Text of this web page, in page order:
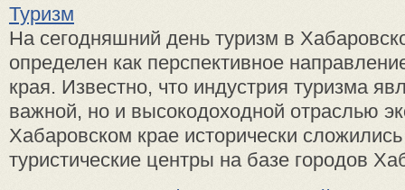
Туризм
На сегодняшний день туризм в
определен как перспективное
края. Известно, что индустрия туризма
важной, но и высокодоходной отраслью
Хабаровском крае исторически
туристические центры на базе городов